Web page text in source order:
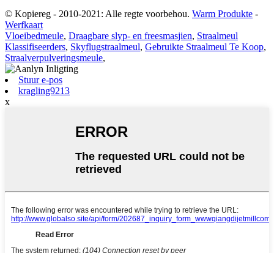
© Kopiereg - 2010-2021: Alle regte voorbehou. Warm Produkte -
Werfkaart
Vloeibedmeule, Draagbare slyp- en freesmasjien, Straalmeul
Klassifiseerders, Skyflugstraalmeul, Gebruikte Straalmeul Te Koop,
Straalverpulveringsmeule,
Stuur e-pos
kragling9213
x